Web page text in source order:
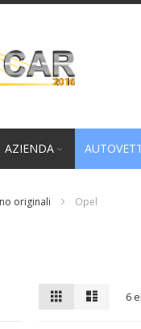
AZIENDA
originali Opel
Mostra
come
Griglia 6